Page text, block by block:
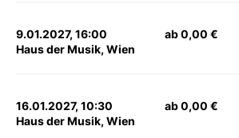
9.01.2027, 16:00
Haus der Musik, Wien
ab 0,00 €
16.01.2027, 10:30
Haus der Musik, Wien
ab 0,00 €